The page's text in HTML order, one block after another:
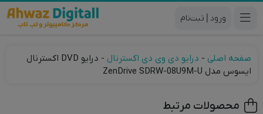
|
صفحه اصلی - درایو دی وی دی اکسترنال -
درایو DVD اکسترنال
ایسوس مدل ZenDrive SDRW-08U9M-U
محصولات مرتبط